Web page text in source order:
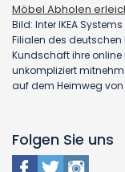
Möbel Abholen
Bild: Inter IKEA
Filialen des deutschen
Kundschaft ihre
unkompliziert
auf dem Heimweg von
Folgen Sie uns